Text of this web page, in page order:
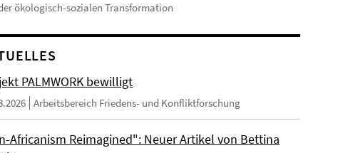
ökologisch-sozialen Transformation
PALMWORK bewilligt
Arbeitsbereich Friedens- und Konfliktforschung
Africanism Reimagined": Neuer Artikel von Bettina